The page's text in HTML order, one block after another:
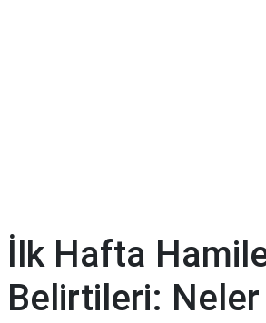
İlk Hafta
Belirtileri: Neler